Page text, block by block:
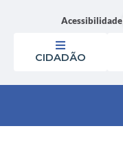
Acessibilidade
CIDADÃO